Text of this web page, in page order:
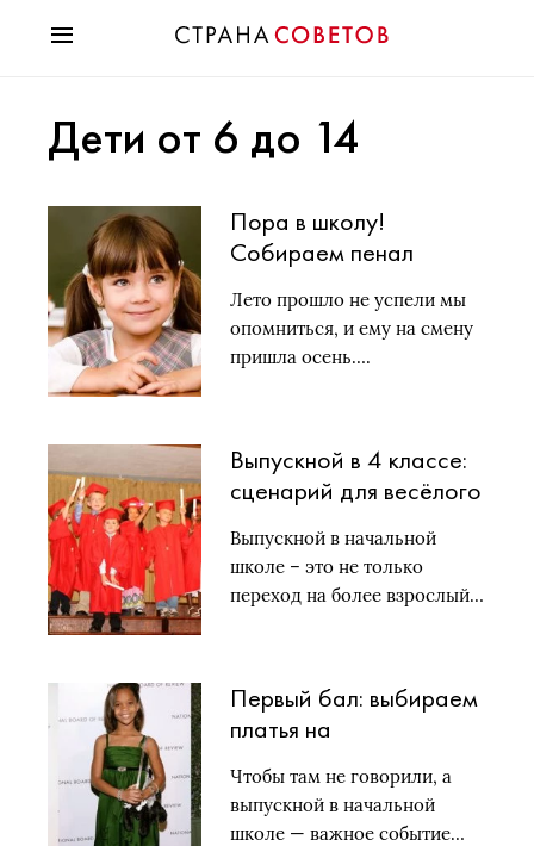
Мода
Звезды
Здоровье
Психология
Хобби
Разное
Праздники
Дети от 6 до 14
Пора в школу!
Собираем пенал
Лето прошло не успели мы
опомниться, и ему на смену
пришла осень….
Выпускной в 4 классе:
сценарий для весёлого
Выпускной в начальной
школе – это не только
переход на более взрослый…
Первый бал: выбираем
платья на
выпускной-2015 в 4
классе
Чтобы там не говорили, а
выпускной в начальной
школе — важное событие…